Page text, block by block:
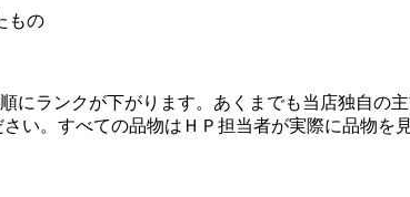
もの
ランクが下がります。あくまでも当店独自の
い。すべての品物はＨＰ担当者が実際に品物を